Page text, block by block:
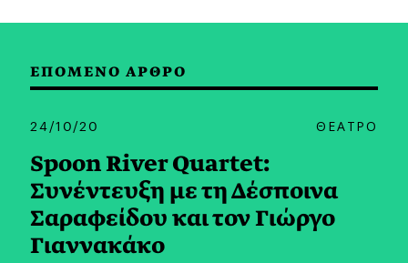
ΕΠΟΜΕΝΟ ΑΡΘΡΟ
24/10/20 ΘΕΑΤΡΟ
Spoon River Quartet:
Συνέντευξη με τη Δέσποινα
Σαραφείδου και τον Γιώργο
Γιαννακάκο